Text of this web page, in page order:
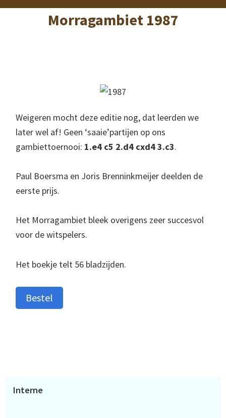
Morragambiet 1987
Weigeren mocht deze editie nog, dat leerden we
later wel af! Geen ‘saaie’partijen op ons
gambiettoernooi: 1.e4 c5 2.d4 cxd4 3.c3.
Paul Boersma en Joris Brenninkmeijer deelden de
eerste prijs.
Het Morragambiet bleek overigens zeer succesvol
voor de witspelers.
Het boekje telt 56 bladzijden.
Bestel
Primaire
Interne